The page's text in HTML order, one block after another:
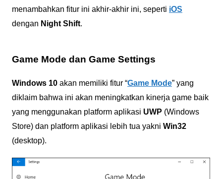
menambahkan fitur ini akhir-akhir ini, seperti iOS
dengan Night Shift.
Game Mode dan Game Settings
Windows 10akan memiliki fitur “Game Mode” yang
diklaim bahwa ini akan meningkatkan kinerja game baik
yang menggunakan platform aplikasi UWP (Windows
Store) dan platform aplikasi lebih tua yakni Win32
(desktop).